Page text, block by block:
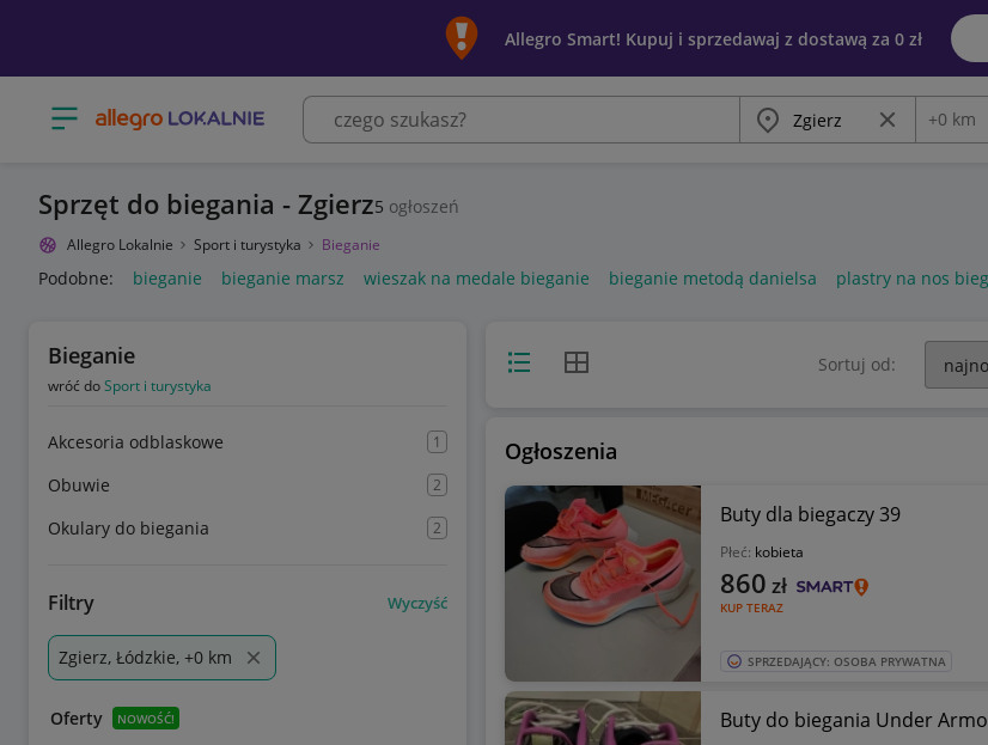
Allegro Smart! Kupuj i sprzedawaj z dostawą za 0 zł
Otwórz menu z kategoriami Miasto Wyczyść frazę
+0 km
Sprzęt do biegania - Zgierz5 ogłoszeń
Allegro Lokalnie Sport i turystyka Bieganie
Podobne: bieganie bieganie marsz wieszak na medale bieganie bieganie metodą danielsa plastry na nos
Bieganie
wróć doSport i turystyka
Akcesoria odblaskowe 1
Obuwie 2
Okulary do biegania 2
Filtry Wyczyść
Zgierz, Łódzkie, +0 km
Oferty NOWOŚĆ!
Widok listyWidok siatki Sortuj od:
Ogłoszenia
Buty dla biegaczy 39
Płeć: kobieta
KUP TERAZ
860 zł
SPRZEDAJĄCY: OSOBA PRYWATNA
Buty do biegania Under